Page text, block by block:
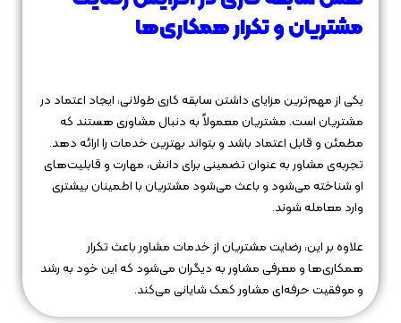
مشتریان و تکرار همکاری‌ها
یکی از مهم‌ترین مزایای داشتن سابقه کاری طولانی، ایجاد اعتماد در
مشتریان است. مشتریان معمولاً به دنبال مشاوری هستند که
مطمئن و قابل اعتماد باشد و بتواند بهترین خدمات را ارائه دهد.
تجربه‌ی مشاور به عنوان تضمینی برای دانش، مهارت و قابلیت‌های
او شناخته می‌شود و باعث می‌شود مشتریان با اطمینان بیشتری
وارد معامله شوند.
علاوه بر این، رضایت مشتریان از خدمات مشاور باعث تکرار
همکاری‌ها و معرفی مشاور به دیگران می‌شود که این خود به رشد
و موفقیت حرفه‌ای مشاور کمک شایانی می‌کند.